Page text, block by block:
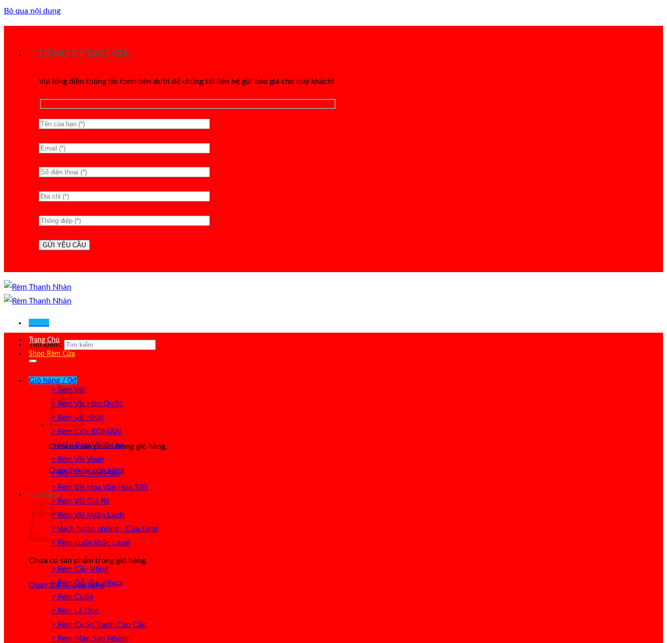
Bỏ qua nội dung
ĐĂNG KÝ BÁO GIÁ
Vui lòng điền thông tin form bên dưới để chúng tôi liên hệ gửi báo giá cho quý khách!
Tìm kiếm:
Giỏ hàng / 0₫
Chưa có sản phẩm trong giỏ hàng.
Quay trở lại cửa hàng
Giỏ hàng
Chưa có sản phẩm trong giỏ hàng.
Quay trở lại cửa hàng
Trang Chủ
Shop Rèm Cửa
> Rèm Vải
> Rèm Vải Hàn Quốc
> Rèm vải Nhật
> Rèm Cửa ROMAN
> Mẫu Rèm Vải 2 Lớp
> Rèm Vải Voan
> Rèm Vải Một Màu
> Rèm Vải Hoa Văn Họa Tiết
> Rèm Vải Giá Rẻ
> Rèm Vải Ngăn Lạnh
> Vách Ngăn phòng - Cửa Lưới
> Rèm cuốn khắc Laser
> Rèm Cầu Vồng
> Rèm Gỗ, Tre, Nhựa
> Rèm Cuốn
> Rèm Lá Dọc
> Rèm Cuốn Tranh Cao Cấp
> Rèm Màn Sáo Nhôm